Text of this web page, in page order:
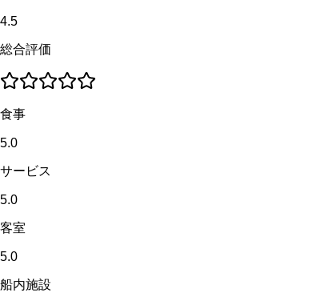
4.5
総合評価
食事
5.0
サービス
5.0
客室
5.0
船内施設